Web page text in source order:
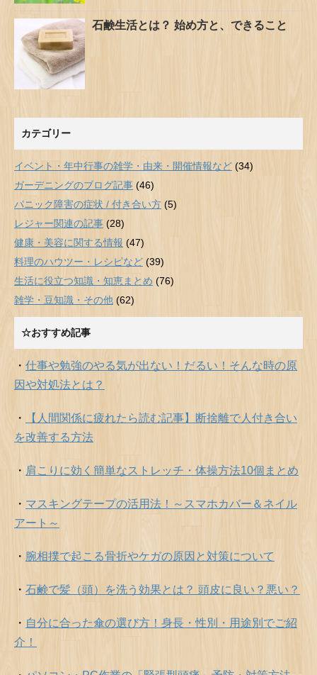
石鹸生活とは？ 始め方と、できること
カテゴリー
イベント・年中行事の雑学・由来・開催情報など (34)
ガーデニングのブログ記事 (46)
パニック障害の症状 / 付き合い方 (5)
レジャー関連の記事 (28)
健康・美容に関する情報 (47)
料理のハウツー・レシピなど (39)
生活に役立つ知識・知恵まとめ (76)
雑学・豆知識・その他 (62)
☆おすすめ記事
・ 仕事や勉強のやる気が出ない！だるい！そんな時の原
因や対処法とは？
・
【人間関係に疲れたら読む記事】断捨離で人付き合い
を改善する方法
・ 肩こりに効く簡単なストレッチ・体操方法10個まとめ
・ マスキングテープの活用法！～スマホカバー＆ネイル
アート～
・ 腕相撲で起こる骨折やケガの原因と対策について
・ 石鹸で髪（頭）を洗う効果とは？ 頭皮に良い？悪い？
・ 自分に合った傘の選び方！身長・性別・用途別でご紹
介！